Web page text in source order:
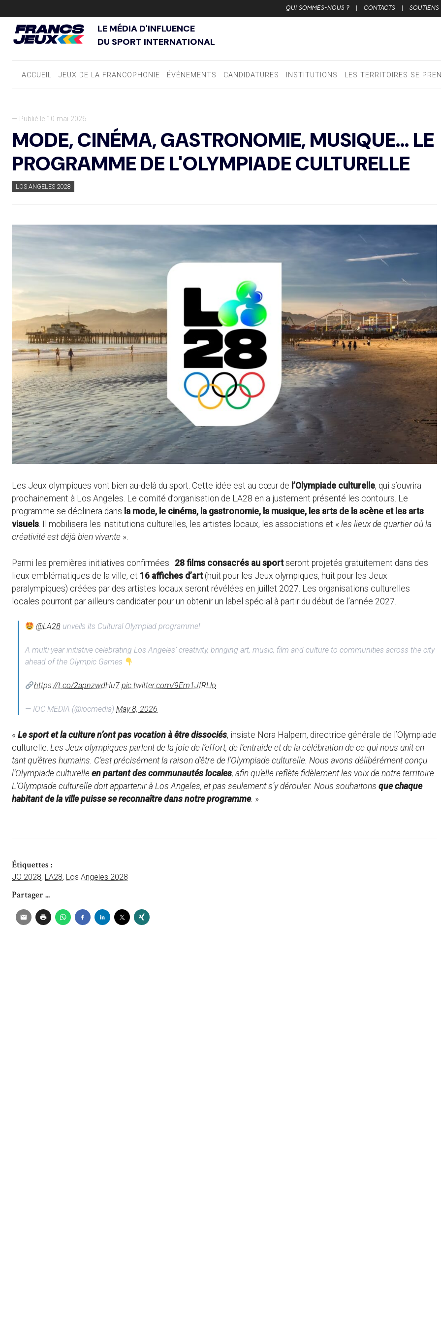
QUI SOMMES-NOUS ? | CONTACTS | SOUTIENS
LE MÉDIA D'INFLUENCE
DU SPORT INTERNATIONAL
ACCUEIL JEUX DE LA FRANCOPHONIE ÉVÉNEMENTS CANDIDATURES INSTITUTIONS LES TERRITOIRES SE
— Publié le 10 mai 2026
MODE, CINÉMA, GASTRONOMIE, MUSIQUE... LE
PROGRAMME DE L'OLYMPIADE CULTURELLE
LOS ANGELES 2028
Les Jeux olympiques vont bien au-delà du sport. Cette idée est au cœur de l’Olympiade culturelle, qui s’ouvrira
prochainement à Los Angeles. Le comité d’organisation de LA28 en a justement présenté les contours. Le
programme se déclinera dans la mode, le cinéma, la gastronomie, la musique, les arts de la scène et les arts
visuels. Il mobilisera les institutions culturelles, les artistes locaux, les associations et « les lieux de quartier où la
créativité est déjà bien vivante ».
Parmi les premières initiatives confirmées : 28 films consacrés au sportseront projetés gratuitement dans des
lieux emblématiques de la ville, et 16 affiches d’art(huit pour les Jeux olympiques, huit pour les Jeux
paralympiques) créées par des artistes locaux seront révélées en juillet 2027. Les organisations culturelles
locales pourront par ailleurs candidater pour un obtenir un label spécial à partir du début de l’année 2027.
@LA28 unveils its Cultural Olympiad programme!
A multi-year initiative celebrating Los Angeles’ creativity, bringing art, music, film and culture to communities across the city
ahead of the Olympic Games
https://t.co/2apnzwdHu7 pic.twitter.com/9Em1JfRLlo
— IOC MEDIA (@iocmedia) May 8, 2026
« Le sport et la culture n’ont pas vocation à être dissociés, insiste Nora Halpern, directrice générale de l’Olympiade
culturelle. Les Jeux olympiques parlent de la joie de l’effort, de l’entraide et de la célébration de ce qui nous unit en
tant qu’êtres humains. C’est précisément la raison d’être de l’Olympiade culturelle. Nous avons délibérément conçu
l’Olympiade culturelle en partant des communautés locales, afin qu’elle reflète fidèlement les voix de notre territoire.
L’Olympiade culturelle doit appartenir à Los Angeles, et pas seulement s’y dérouler. Nous souhaitons que chaque
habitant de la ville puisse se reconnaître dans notre programme. »
Étiquettes :
JO 2028, LA28, Los Angeles 2028
Partager ...